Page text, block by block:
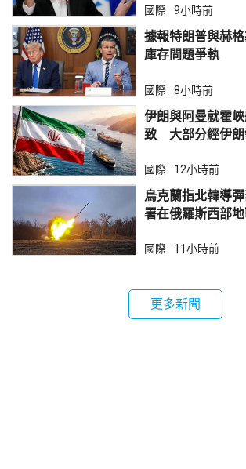
國際 9小時前
據報特朗普與赫
庫存問題爭執
國際 8小時前
伊朗與阿曼就霍
致 大部分經伊朗
國際 12小時前
烏克蘭指北韓導
署在俄羅斯西部
國際 11小時前
更多新聞